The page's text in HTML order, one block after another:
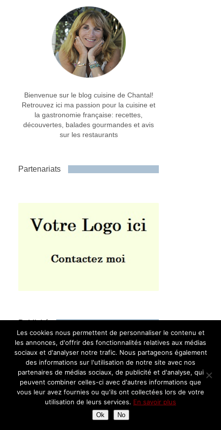
Bienvenue sur le blog cuisine de Chantal!
Retrouvez ici ma passion pour la cuisine et
la gastronomie française: recettes,
découvertes, balades gourmandes et avis
sur les restaurants
Partenariats
Publicité
Les cookies nous permettent de personnaliser le contenu et
les annonces, d'offrir des fonctionnalités relatives aux médias
sociaux et d'analyser notre trafic. Nous partageons également
des informations sur l'utilisation de notre site avec nos
partenaires de médias sociaux, de publicité et d'analyse, qui
peuvent combiner celles-ci avec d'autres informations que
vous leur avez fournies ou qu'ils ont collectées lors de votre
utilisation de leurs services. En savoir plus
Ok No